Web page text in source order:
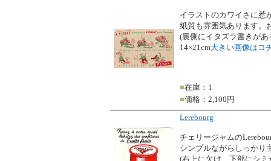
イラストのカワイさに惹
紙質も雰囲気あります。
(裏側にイタズラ書きが
14×21cm大きい画像はコ
■在庫：1
■価格：2,100円
Lerebourg
チェリージャムの
シンプルながらしっかり
(右上に欠け、下部にシ